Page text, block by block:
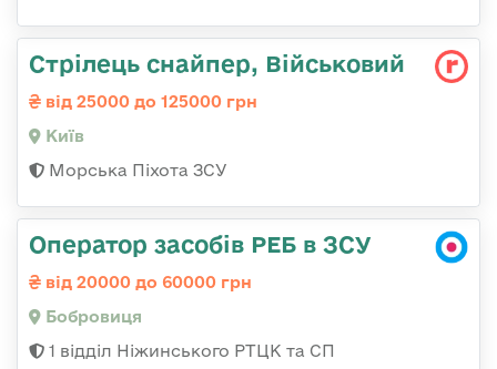
Стрілець снайпер, Військовий
від 25000 до 125000 грн
Київ
Морська Піхота ЗСУ
Оператор засобів РЕБ в ЗСУ
від 20000 до 60000 грн
Бобровиця
1 відділ Ніжинського РТЦК та СП